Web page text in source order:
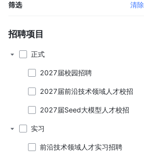
筛选 清除
招聘项目
正式
2027届校园招聘
2027届前沿技术领域人才校招
2027届Seed大模型人才校招
实习
前沿技术领域人才实习招聘